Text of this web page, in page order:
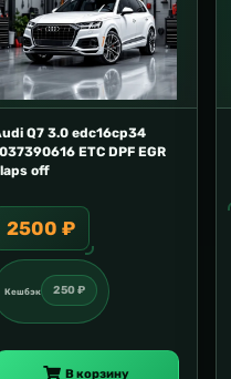
Q7 3.0 edc16cp34
ETC DPF EGR
off
2500 ₽
Кешбэк 250 ₽
В корзину